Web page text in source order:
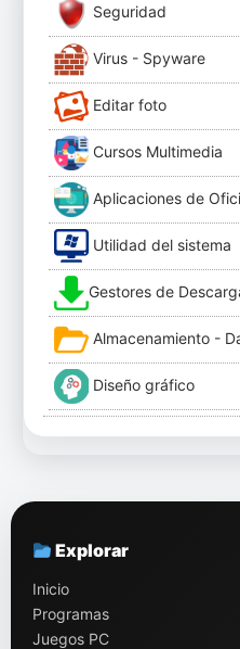
Seguridad
Virus - Spyware
Editar foto
Cursos Multimedia
Aplicaciones de
Utilidad del sistema
Gestores de
Almacenamiento -
Diseño gráfico
Explorar
Inicio
Programas
Juegos PC